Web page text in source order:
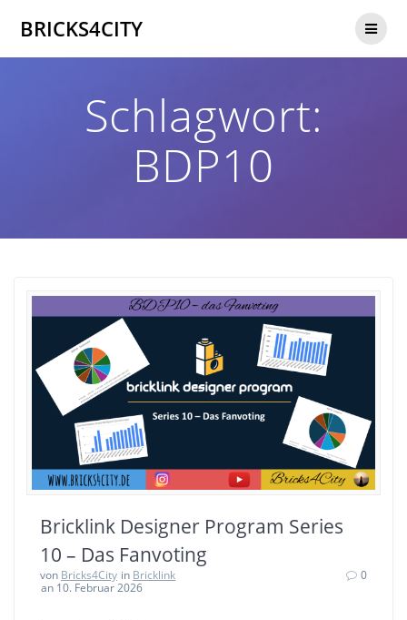
BRICKS4CITY
Schlagwort:
BDP10
Bricklink Designer Program Series
10 – Das Fanvoting
von Bricks4City in Bricklink
an 10. Februar 2026
0